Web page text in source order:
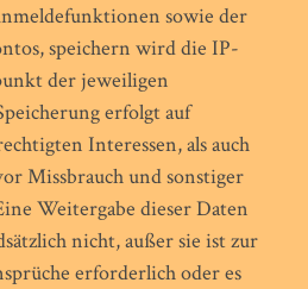
sowie der
speichern wird die IP-
der jeweiligen
erfolgt auf
Interessen, als auch
Missbrauch und sonstiger
Weitergabe dieser Daten
nicht, außer sie ist zur
erforderlich oder es